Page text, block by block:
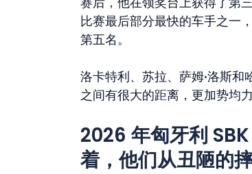
比赛最后部分最快的车手之一
第五名。
洛卡特利、苏拉、萨姆·洛斯
之间有很大的距离，更加势均力
2026 年匈牙利
着，他们从丑陋的